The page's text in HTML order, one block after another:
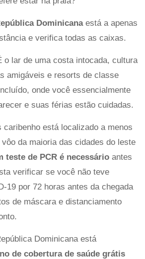
Dominicana está a apenas
e verifica todas as caixas.
o lar de uma costa intocada, cultura
amigáveis ​​e resorts de classe
onde você essencialmente
e suas férias estão cuidadas.
está localizado a menos
da maioria das cidades do leste
teste de PCR é necessário antes
verificar se você não teve
19 por 72 horas antes da chegada
de máscara e distanciamento
Dominicana está
de cobertura de saúde grátis